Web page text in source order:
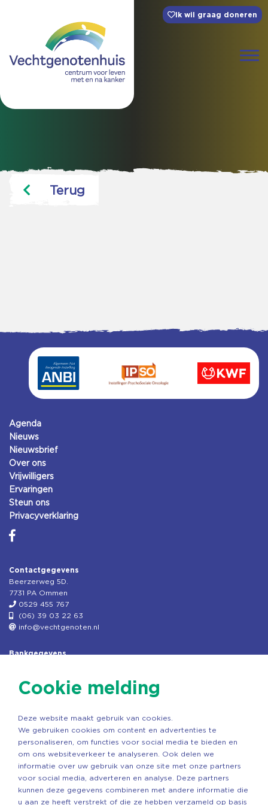
Ik wil graag doneren
Terug
Agenda
Nieuws
Nieuwsbrief
Over ons
Vrijwilligers
Ervaringen
Steun ons
Privacyverklaring
Contactgegevens
Beerzerweg 5D.
7731 PA Ommen
0529 455 767
(06) 39 03 22 63
info@vechtgenoten.nl
Bankgegevens
Rek.nr: NL85RABO0127579230
Copyright ©2026 Vechtgenoten
Cookie melding
Deze website maakt gebruik van cookies.
We gebruiken cookies om content en advertenties te
personaliseren, om functies voor social media te bieden en
om ons websiteverkeer te analyseren. Ook delen we
informatie over uw gebruik van onze site met onze partners
voor social media, adverteren en analyse. Deze partners
kunnen deze gegevens combineren met andere informatie die
u aan ze heeft verstrekt of die ze hebben verzameld op basis